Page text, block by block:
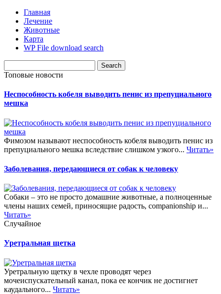
Главная
Лечение
Животные
Карта
WP File download search
Топовые новости
Неспособность кобеля выводить пенис из препуциального
мешка
Фимозом называют неспособность кобеля выводить пенис из
препуциального мешка вследствие слишком узкого... Читать»
Заболевания, передающиеся от собак к человеку
Собаки – это не просто домашние животные, а полноценные
члены наших семей, приносящие радость, companionship и...
Читать»
Случайное
Уретральная щетка
Уретральную щетку в чехле проводят через
мочеиспускательный канал, пока ее кончик не достигнет
каудального... Читать»